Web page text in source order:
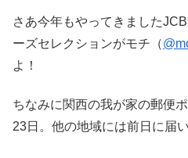
さあ今年もやってきました
ーズセレクションがモチ（
よ！
ちなみに関西の我が家の郵便
23日。他の地域には前日に届